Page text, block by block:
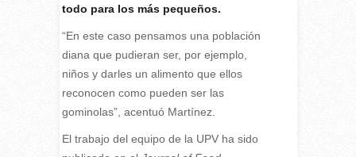
todo para los más pequeños.
“En este caso pensamos una población
diana que pudieran ser, por ejemplo,
niños y darles un alimento que ellos
reconocen como pueden ser las
gominolas”, acentuó Martínez.
El trabajo del equipo de la UPV ha sido